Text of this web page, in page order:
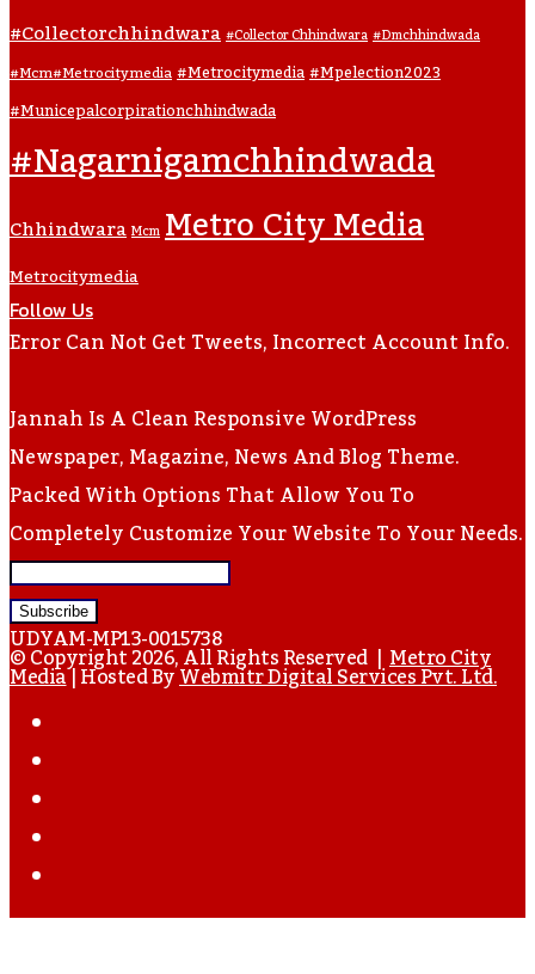
#collectorchhindwara#collector Chhindwara#dmchhindwada
#mcm#metrocitymedia#metrocitymedia#mpelection2023
#municepalcorpirationchhindwada
#nagarnigamchhindwada
ChhindwaraMcmMetro City Media
Metrocitymedia
Follow Us
Error Can Not Get Tweets, Incorrect Account Info.
Jannah Is A Clean Responsive WordPress
Newspaper, Magazine, News And Blog Theme.
Packed With Options That Allow You To
Completely Customize Your Website To Your Needs.
Enter
Your
Email
Address
UDYAM-MP13-0015738
© Copyright 2026, All Rights Reserved |Metro City
Media| Hosted ByWebmitr Digital Services Pvt. Ltd.